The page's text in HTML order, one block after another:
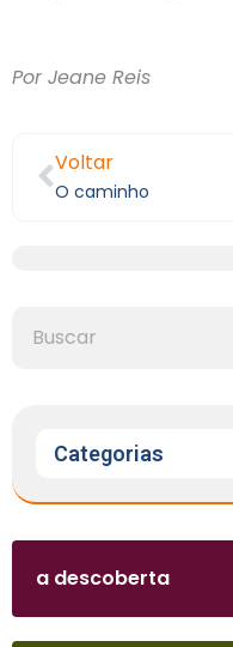
Por Jeane Reis
Voltar
O caminho
Categorias
a descoberta